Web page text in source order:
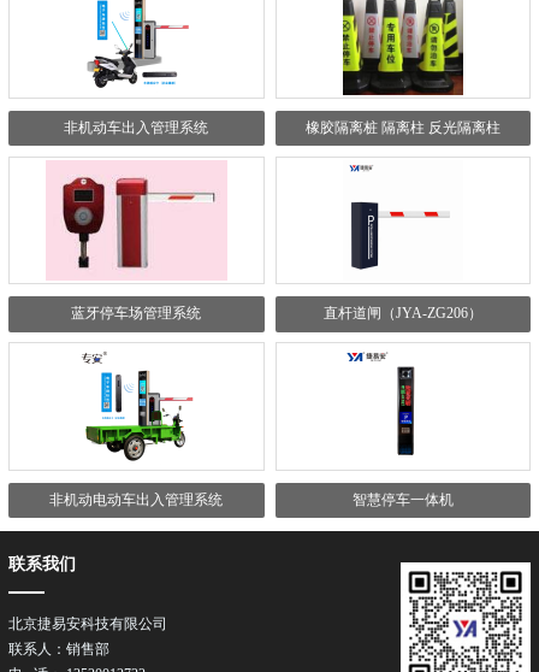
非机动车出入管理系统 橡胶隔离桩 隔离柱 反光隔离柱
蓝牙停车场管理系统 直杆道闸（JYA-ZG206）
非机动电动车出入管理系统 智慧停车一体机
联系我们
北京捷易安科技有限公司
联系人：销售部